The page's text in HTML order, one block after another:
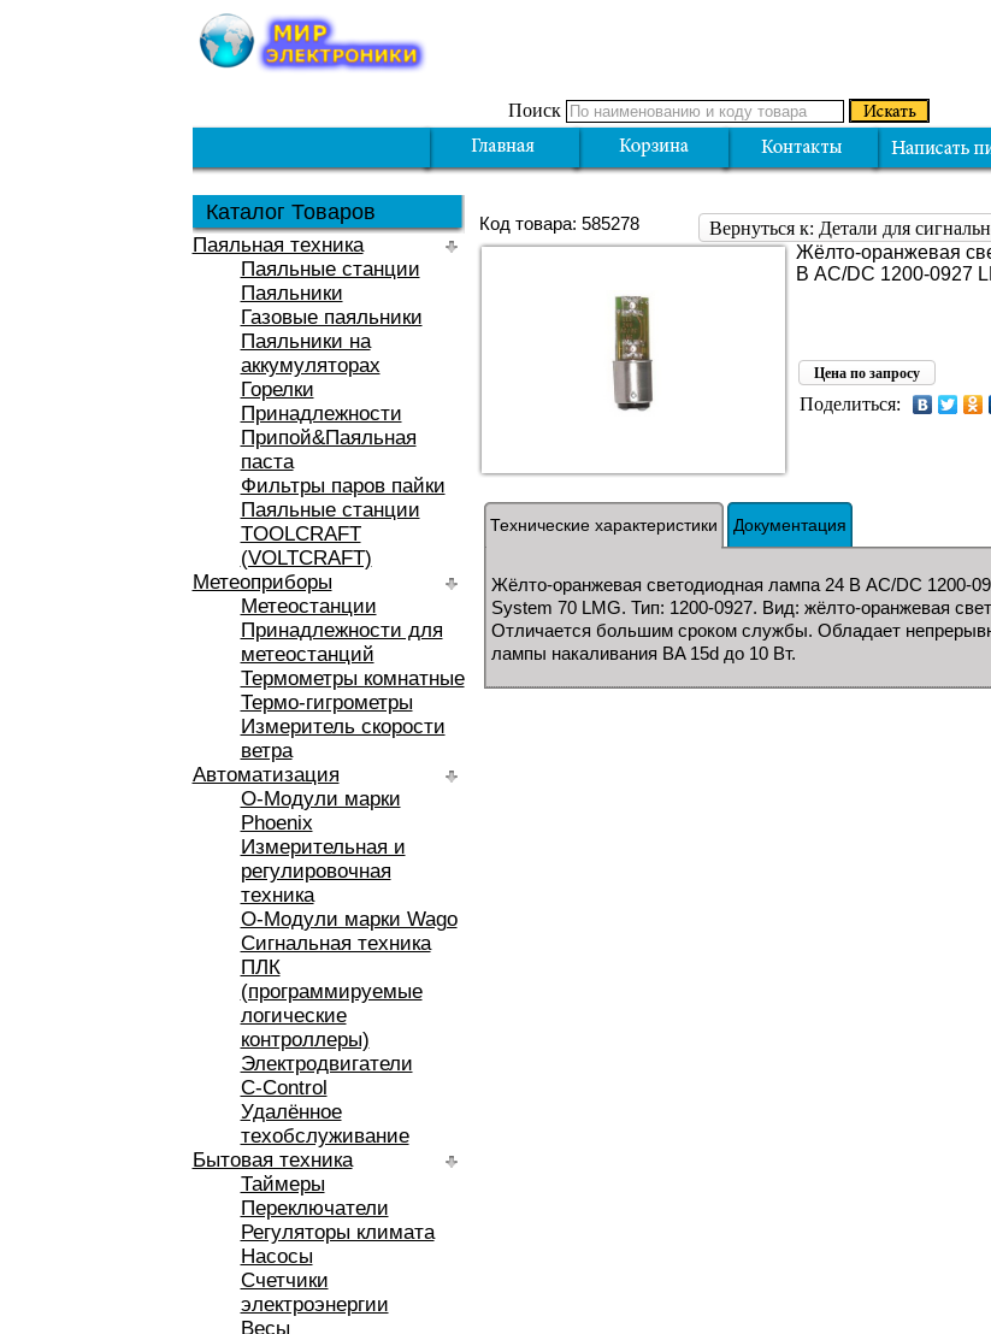
Поиск
Каталог Товаров
Паяльная техника
Паяльные станции
Паяльники
Газовые паяльники
Паяльники на
аккумуляторах
Горелки
Принадлежности
Припой&Паяльная
паста
Фильтры паров пайки
Паяльные станции
TOOLCRAFT
(VOLTCRAFT)
Метеоприборы
Метеостанции
Принадлежности для
метеостанций
Термометры комнатные
Термо-гигрометры
Измеритель скорости
ветра
Автоматизация
O-Модули марки
Phoenix
Измерительная и
регулировочная
техника
O-Модули марки Wago
Сигнальная техника
ПЛК
(программируемые
логические
контроллеры)
Электродвигатели
C-Control
Удалённое
техобслуживание
Бытовая техника
Таймеры
Переключатели
Регуляторы климата
Насосы
Счетчики
электроэнергии
Весы
Вернуться к: Детали для
Код товара: 585278
Жёлто-оранжевая
В AC/DC 1200-0927
Цена по запросу
Поделиться:
Технические характеристики Документация
Жёлто-оранжевая светодиодная лампа 24 В AC/DC 1200-
System 70 LMG. Тип: 1200-0927. Вид: жёлто-оранжевая
Отличается большим сроком службы. Обладает
лампы накаливания BA 15d до 10 Вт.